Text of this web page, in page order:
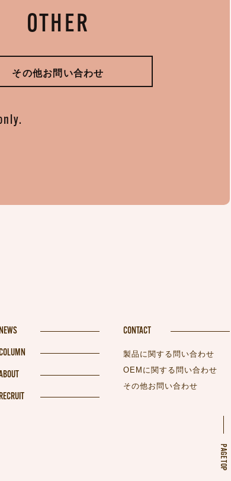
OTHER
その他お問い合わせ
NEWS
RECRUIT
CONTACT
製品に関する問い合わせ
OEMに関する問い合わせ
その他お問い合わせ
PAGETOP